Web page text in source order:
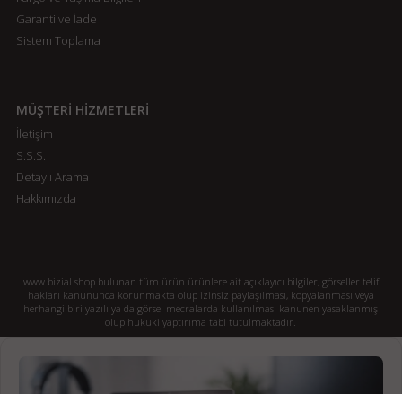
Garanti ve İade
Sistem Toplama
MÜŞTERİ HİZMETLERİ
İletişim
S.S.S.
Detaylı Arama
Hakkımızda
www.bizial.shop bulunan tüm ürün ürünlere ait açıklayıcı bilgiler, görseller telif
hakları kanununca korunmakta olup izinsiz paylaşılması, kopyalanması veya
herhangi biri yazılı ya da görsel mecralarda kullanılması kanunen yasaklanmış
olup hukuki yaptırıma tabi tutulmaktadır.